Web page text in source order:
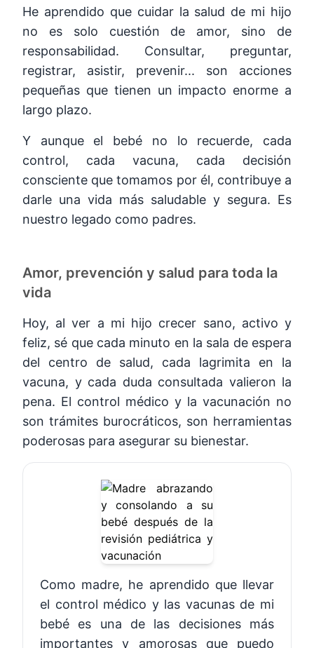
He aprendido que cuidar la salud de mi hijo
no es solo cuestión de amor, sino de
responsabilidad. Consultar, preguntar,
registrar, asistir, prevenir... son acciones
pequeñas que tienen un impacto enorme a
largo plazo.
Y aunque el bebé no lo recuerde, cada
control, cada vacuna, cada decisión
consciente que tomamos por él, contribuye a
darle una vida más saludable y segura. Es
nuestro legado como padres.
Amor, prevención y salud para toda la
vida
Hoy, al ver a mi hijo crecer sano, activo y
feliz, sé que cada minuto en la sala de espera
del centro de salud, cada lagrimita en la
vacuna, y cada duda consultada valieron la
pena. El control médico y la vacunación no
son trámites burocráticos, son herramientas
poderosas para asegurar su bienestar.
Como madre, he aprendido que llevar
el control médico y las vacunas de mi
bebé es una de las decisiones más
importantes y amorosas que puedo